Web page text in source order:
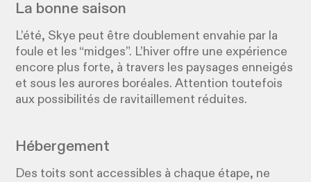
La bonne saison
L’été, Skye peut être doublement envahie par la
foule et les “midges”. L’hiver offre une expérience
encore plus forte, à travers les paysages enneigés
et sous les aurores boréales. Attention toutefois
aux possibilités de ravitaillement réduites.
Hébergement
Des toits sont accessibles à chaque étape, ne